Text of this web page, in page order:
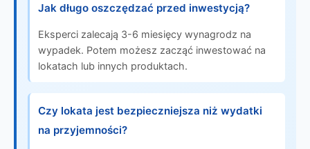
Jak długo oszczędzać przed inwestycją?
Eksperci zalecają 3-6 miesięcy wynagrodz na
wypadek. Potem możesz zacząć inwestować na
lokatach lub innych produktach.
Czy lokata jest bezpieczniejsza niż wydatki
na przyjemności?